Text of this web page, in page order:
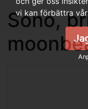
Sono,
vi kan förbättra